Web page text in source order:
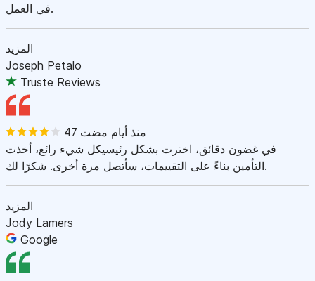
في العمل.
المزيد
Joseph Petalo
Truste Reviews
47 منذ أيام مضت
في غضون دقائق، اخترت بشكل رئيسيكل شيء رائع، أخذت
التأمين بناءً على التقييمات، سأتصل مرة أخرى. شكرًا لك.
المزيد
Jody Lamers
Google